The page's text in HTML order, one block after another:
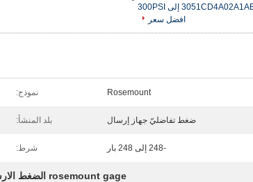
افضل سعر
Rosemount نموذج:
ضغط تفاضليّ جهاز إرسال بلد المنشأ:
-248 إلى 248 بار شرط:
rosemount gage الضغط الارسال